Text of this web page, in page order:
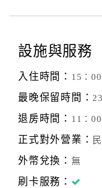
設施與服務
入住時間： 15：
最晚保留時間：
退房時間： 11：
正式對外營業：
外幣兌換： 無
刷卡服務：